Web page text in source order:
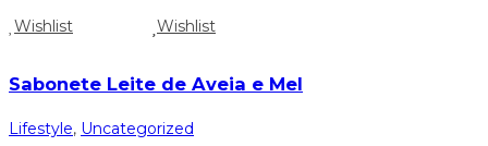
Wishlist
Wishlist
Sabonete Leite de Aveia e Mel
Lifestyle, Uncategorized